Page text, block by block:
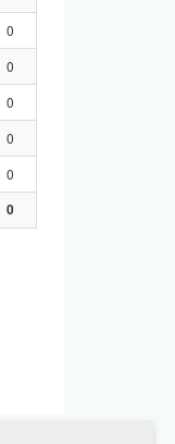
0
0
0
0
0
0